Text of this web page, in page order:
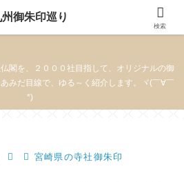
御朱印巡り
閣を、２０００社目指して、オリジナルの御
みだ目線で、ゆる～く紹介します。ヾ(￣∀￣
*)
宮崎県の寺社御朱印
州御朱印巡り
検索